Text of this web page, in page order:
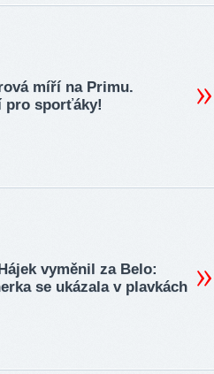
míří na Primu.
pro sporťáky!
vyměnil za Belo:
se ukázala v plavkách